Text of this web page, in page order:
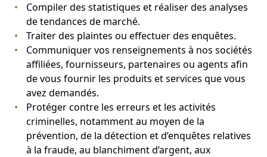
Compiler des statistiques et réaliser des analyses
de tendances de marché.
Traiter des plaintes ou effectuer des enquêtes.
Communiquer vos renseignements à nos sociétés
affiliées, fournisseurs, partenaires ou agents afin
de vous fournir les produits et services que vous
avez demandés.
Protéger contre les erreurs et les activités
criminelles, notamment au moyen de la
prévention, de la détection et d’enquêtes relatives
à la fraude, au blanchiment d’argent, aux